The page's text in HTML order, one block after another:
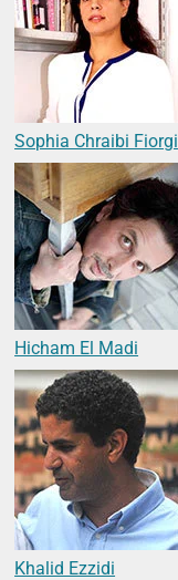
Sophia Chraibi Fiorgi
Hicham El Madi
Khalid Ezzidi